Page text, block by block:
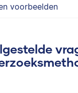
voorbeelden